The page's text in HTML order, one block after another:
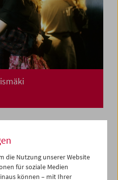
die Nutzung unserer Website
für soziale Medien
können – mit Ihrer